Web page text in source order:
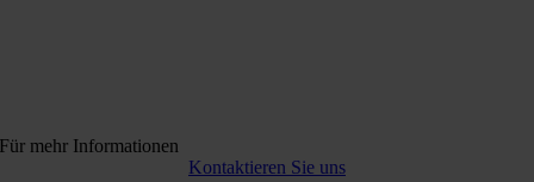
Für mehr Informationen
Kontaktieren Sie uns